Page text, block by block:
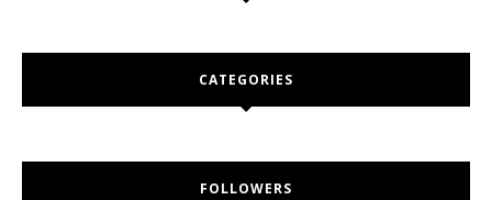
CATEGORIES
FOLLOWERS